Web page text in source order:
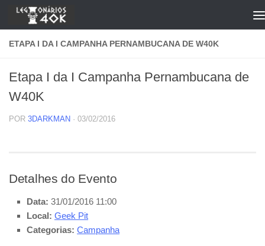
Skip to content
ETAPA I DA I CAMPANHA PERNAMBUCANA DE W40K
Etapa I da I Campanha Pernambucana de
W40K
POR 3DARKMAN · 03/02/2016
Detalhes do Evento
Data: 31/01/2016 11:00
Local: Geek Pit
Categorias: Campanha